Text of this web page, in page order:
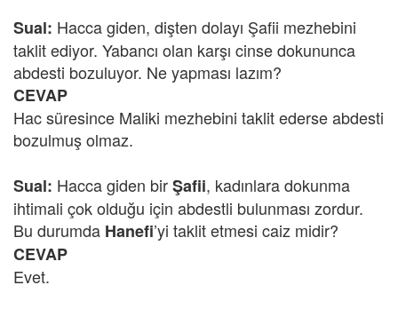
Sual: Hacca giden, dişten dolayı Şafii mezhebini
taklit ediyor. Yabancı olan karşı cinse dokununca
abdesti bozuluyor. Ne yapması lazım?
CEVAP
Hac süresince Maliki mezhebini taklit ederse abdesti
bozulmuş olmaz.
Sual: Hacca giden birŞafii, kadınlara dokunma
ihtimali çok olduğu için abdestli bulunması zordur.
Bu durumda Hanefi’yi taklit etmesi caiz midir?
CEVAP
Evet.